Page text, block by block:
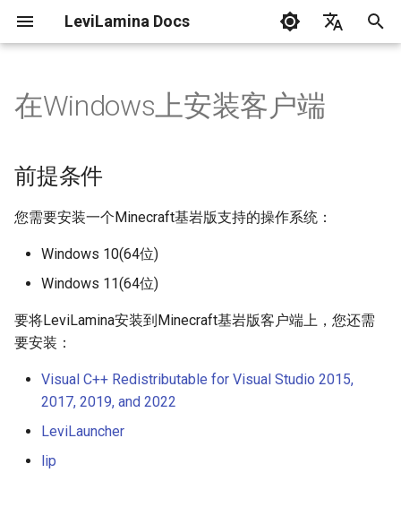
LeviLamina Docs
中文
初
化
搜
擎
前提条件
使用LeviLauncher自动安装
使用lip安装
升级LeviLamina版本
教程 创建你的第一个模组
如何做到······
事件指南
找函数指南
国际化指南
常见问题
项目架构
API 参考
游戏时间
数据结构
Doxygen API 🔗
C++ 风格指南
在Windows上安装客户端
前提条件
您需要安装一个Minecraft基岩版支持的操作系统：
Windows 10(64位)
Windows 11(64位)
要将LeviLamina安装到Minecraft基岩版客户端上，您还需
要安装：
Visual C++ Redistributable for Visual Studio 2015,
2017, 2019, and 2022
LeviLauncher
lip